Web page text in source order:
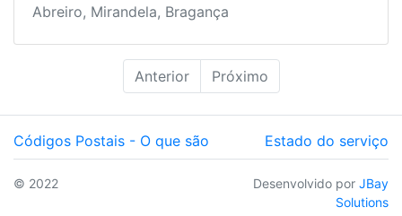
Abreiro, Mirandela, Bragança
Anterior Próximo
Códigos Postais - O que são Estado do serviço
© 2022 Desenvolvido por JBay
Solutions